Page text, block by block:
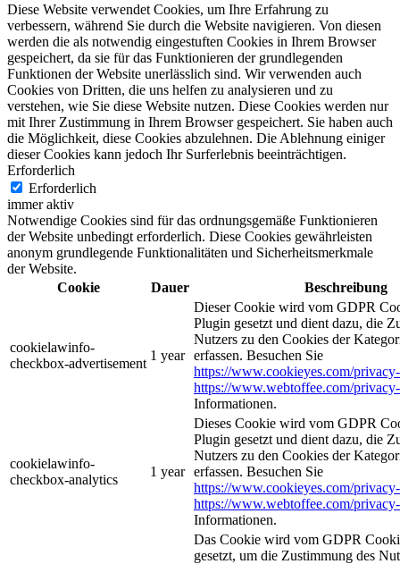
Diese Website verwendet Cookies, um Ihre Erfahrung zu
verbessern, während Sie durch die Website navigieren. Von diesen
werden die als notwendig eingestuften Cookies in Ihrem Browser
gespeichert, da sie für das Funktionieren der grundlegenden
Funktionen der Website unerlässlich sind. Wir verwenden auch
Cookies von Dritten, die uns helfen zu analysieren und zu
verstehen, wie Sie diese Website nutzen. Diese Cookies werden nur
mit Ihrer Zustimmung in Ihrem Browser gespeichert. Sie haben auch
die Möglichkeit, diese Cookies abzulehnen. Die Ablehnung einiger
dieser Cookies kann jedoch Ihr Surferlebnis beeinträchtigen.
Erforderlich
Erforderlich
immer aktiv
Notwendige Cookies sind für das ordnungsgemäße Funktionieren
der Website unbedingt erforderlich. Diese Cookies gewährleisten
anonym grundlegende Funktionalitäten und Sicherheitsmerkmale
der Website.
Cookie
Dauer Beschreibung
cookielawinfo-
checkbox-advertisement
1 year
Dieser Cookie wird vom GDPR
Plugin gesetzt und dient dazu, die
Nutzers zu den Cookies der
erfassen. Besuchen Sie
https://www.cookieyes.com/
https://www.webtoffee.com/
Informationen.
cookielawinfo-
checkbox-analytics
1 year
Dieses Cookie wird vom GDPR
Plugin gesetzt und dient dazu, die
Nutzers zu den Cookies der
erfassen. Besuchen Sie
https://www.cookieyes.com/
https://www.webtoffee.com/
Informationen.
Das Cookie wird vom GDPR
gesetzt, um die Zustimmung des